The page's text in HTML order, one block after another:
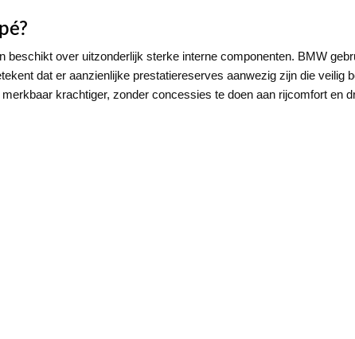
over uitzonderlijk sterke interne componenten. BMW
dat er aanzienlijke prestatiereserves aanwezig zijn die veilig
krachtiger, zonder concessies te doen aan rijcomfort en